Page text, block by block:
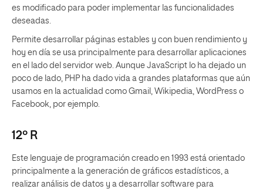
es modificado para poder implementar las funcionalidades
deseadas.
Permite desarrollar páginas estables y con buen rendimiento y
hoy en día se usa principalmente para desarrollar aplicaciones
en el lado del servidor web. Aunque JavaScript lo ha dejado un
poco de lado, PHP ha dado vida a grandes plataformas que aún
usamos en la actualidad como Gmail, Wikipedia, WordPress o
Facebook, por ejemplo.
12º R
Este lenguaje de programación creado en 1993 está orientado
principalmente a la generación de gráficos estadísticos, a
realizar análisis de datos y a desarrollar software para